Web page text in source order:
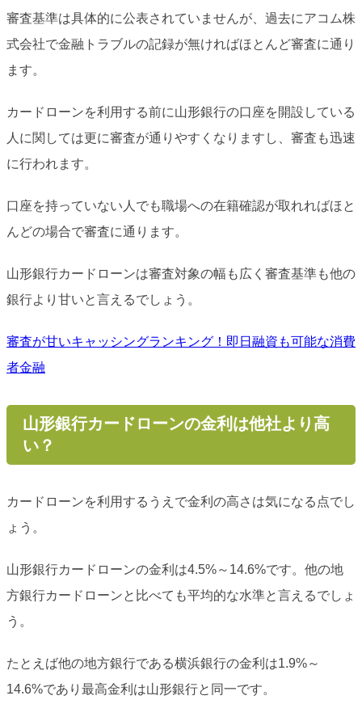
審査基準は具体的に公表されていませんが、過去にアコム株
式会社で金融トラブルの記録が無ければほとんど審査に通り
ます。
カードローンを利用する前に山形銀行の口座を開設している
人に関しては更に審査が通りやすくなりますし、審査も迅速
に行われます。
口座を持っていない人でも職場への在籍確認が取れればほと
んどの場合で審査に通ります。
山形銀行カードローンは審査対象の幅も広く審査基準も他の
銀行より甘いと言えるでしょう。
審査が甘いキャッシングランキング！即日融資も可能な消費
者金融
山形銀行カードローンの金利は他社より高
い？
カードローンを利用するうえで金利の高さは気になる点でし
ょう。
山形銀行カードローンの金利は4.5%～14.6%です。他の地
方銀行カードローンと比べても平均的な水準と言えるでしょ
う。
たとえば他の地方銀行である横浜銀行の金利は1.9%～
14.6%であり最高金利は山形銀行と同一です。